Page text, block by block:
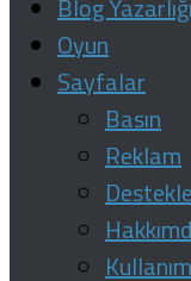
Blog Yazarlığı
Oyun
Sayfalar
Basın
Reklam
Destekle